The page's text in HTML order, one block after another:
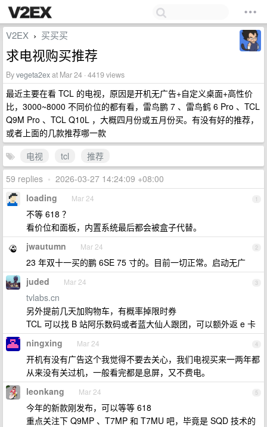
V2EX › 买买买
求电视购买推荐
Byvegeta2exat Mar 24 · 4419 views
最近主要在看 TCL 的电视，原因是开机无广告+自定义桌面+高性价
比，3000~8000 不同价位的都有看，雷鸟鹏 7 、雷鸟鹤 6 Pro 、TCL
Q9M Pro 、TCL Q10L ，大概四月份或五月份买。有没有好的推荐，
或者上面的几款推荐哪一款
电视
tcl
推荐
59 replies • 2026-03-27 14:24:09 +08:00
1
loading Mar 24
不等 618 ？
看价位和面板，内置系统最后都会被盒子代替。
2
jwautumn Mar 24
23 年双十一买的鹏 6SE 75 寸的。目前一切正常。启动无广
3
juded Mar 24
tvlabs.cn
另外提前几天加购物车，有概率掉限时券
TCL 可以找 B 站阿乐数码或者蓝大仙人跟团，可以额外返 e 卡
4
ningxing Mar 24
开机有没有广告这个我觉得不要去关心，我们电视买来一两年都
从来没有关过机，一般看完都是息屏，又不费电。
5
leonkang Mar 24
今年的新款刚发布，可以等等 618
重点关注下 Q9MP 、T7MP 和 T7MU 吧，毕竟是 SQD 技术的